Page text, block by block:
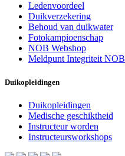
Ledenvoordeel
Duikverzekering
Behoud van duikwater
Fotokampioenschap
NOB Webshop
Meldpunt Integriteit NOB
Duikopleidingen
Duikopleidingen
Medische geschiktheid
Instructeur worden
Instructeursworkshops